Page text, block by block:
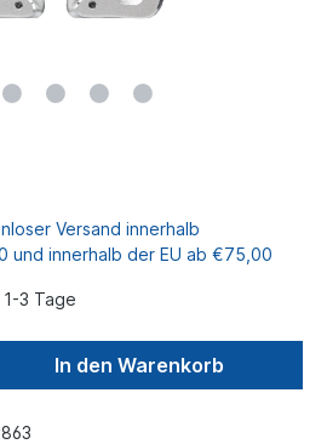
Versand innerhalb
und innerhalb der EU ab €75,00
3 Tage
In den Warenkorb